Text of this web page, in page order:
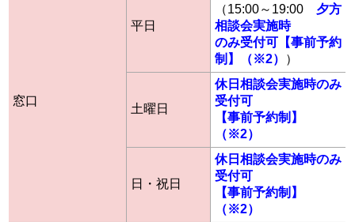
窓口
平日
（15:00～19:00 夕方
相談会実施時
のみ受付可【事前予約
制】（※2）
）
土曜日
休日相談会実施時のみ
受付可
【事前予約制】
（※2）
日・祝日
休日相談会実施時のみ
受付可
【事前予約制】
（※2）